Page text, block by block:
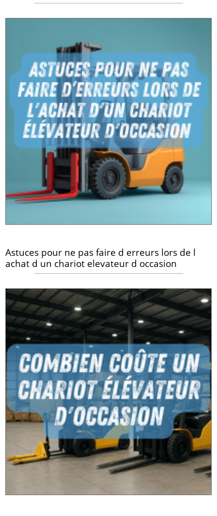
Astuces pour ne pas faire d erreurs lors de l
achat d un chariot elevateur d occasion